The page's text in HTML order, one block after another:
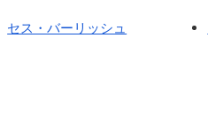
セス・バーリッシュ